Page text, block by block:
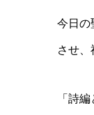
今日の
させ、
「詩